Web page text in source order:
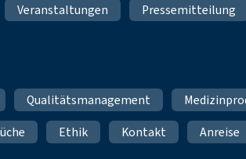
Veranstaltungen Pressemitteilung
Qualitätsmanagement
Ethik Kontakt Anreise